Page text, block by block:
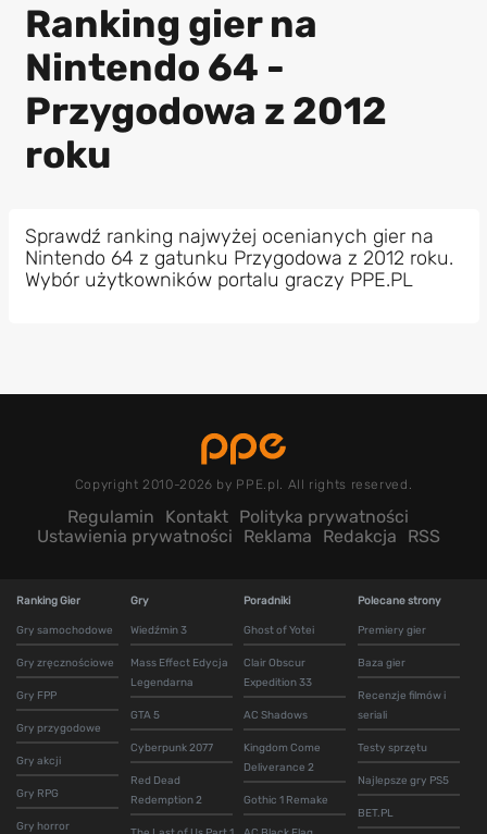
Ranking gier na
Nintendo 64 -
Przygodowa z 2012
roku
Sprawdź ranking najwyżej ocenianych gier na
Nintendo 64 z gatunku Przygodowa z 2012 roku.
Wybór użytkowników portalu graczy PPE.PL
Copyright 2010-2026 by PPE.pl. All rights reserved.
Regulamin Kontakt Polityka prywatności
Ustawienia prywatności
Reklama Redakcja RSS
Ranking Gier
Gry samochodowe
Gry zręcznościowe
Gry FPP
Gry przygodowe
Gry akcji
Gry RPG
Gry horror
Gry
Wiedźmin 3
Mass Effect Edycja
Legendarna
GTA 5
Cyberpunk 2077
Red Dead
Redemption 2
Poradniki
Ghost of Yotei
Clair Obscur
Expedition 33
AC Shadows
Kingdom Come
Deliverance 2
Gothic 1 Remake
Polecane strony
Premiery gier
Baza gier
Recenzje filmów i
seriali
Testy sprzętu
Najlepsze gry PS5
BET.PL